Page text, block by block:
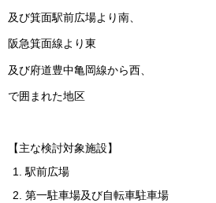
及び箕面駅前広場より南、
阪急箕面線より東
及び府道豊中亀岡線から西、
で囲まれた地区
【主な検討対象施設】
駅前広場
第一駐車場及び自転車駐車場